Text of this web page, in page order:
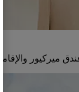
ميركيور